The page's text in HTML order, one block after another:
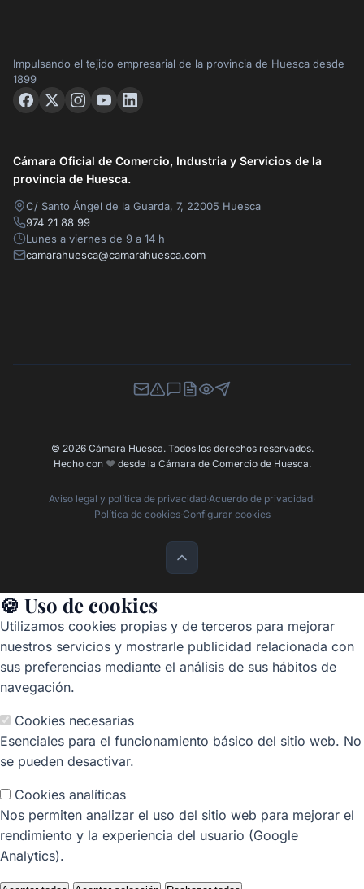
Impulsando el tejido empresarial de la provincia de Huesca desde
1899
Cámara Oficial de Comercio, Industria y Servicios de la
provincia de Huesca.
C/ Santo Ángel de la Guarda, 7, 22005 Huesca
974 21 88 99
Lunes a viernes de 9 a 14 h
camarahuesca@camarahuesca.com
Newsletter
Canal de Denuncias
Buzón de Sugerencias
Perfil Contratante
Ley de Transparencia
Contacta con nosotros
© 2026 Cámara Huesca. Todos los derechos reservados.
Hecho con ❤️ desde la Cámara de Comercio de Huesca.
Aviso legal y política de privacidad·Acuerdo de privacidad·
Política de cookies·Configurar cookies
🍪 Uso de cookies
Utilizamos cookies propias y de terceros para mejorar
nuestros servicios y mostrarle publicidad relacionada con
sus preferencias mediante el análisis de sus hábitos de
navegación.
Cookies necesarias
Esenciales para el funcionamiento básico del sitio web. No
se pueden desactivar.
Cookies analíticas
Nos permiten analizar el uso del sitio web para mejorar el
rendimiento y la experiencia del usuario (Google
Analytics).